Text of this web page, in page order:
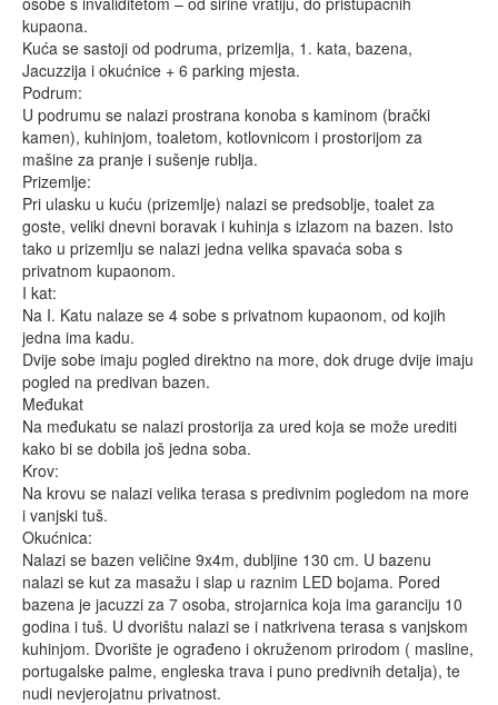
kupaona.
Kuća se sastoji od podruma, prizemlja, 1. kata, bazena,
Jacuzzija i okućnice + 6 parking mjesta.
Podrum:
U podrumu se nalazi prostrana konoba s kaminom (brački
kamen), kuhinjom, toaletom, kotlovnicom i prostorijom za
mašine za pranje i sušenje rublja.
Prizemlje:
Pri ulasku u kuću (prizemlje) nalazi se predsoblje, toalet za
goste, veliki dnevni boravak i kuhinja s izlazom na bazen. Isto
tako u prizemlju se nalazi jedna velika spavaća soba s
privatnom kupaonom.
I kat:
Na I. Katu nalaze se 4 sobe s privatnom kupaonom, od kojih
jedna ima kadu.
Dvije sobe imaju pogled direktno na more, dok druge dvije imaju
pogled na predivan bazen.
Međukat
Na međukatu se nalazi prostorija za ured koja se može urediti
kako bi se dobila još jedna soba.
Krov:
Na krovu se nalazi velika terasa s predivnim pogledom na more
i vanjski tuš.
Okućnica:
Nalazi se bazen veličine 9x4m, dubljine 130 cm. U bazenu
nalazi se kut za masažu i slap u raznim LED bojama. Pored
bazena je jacuzzi za 7 osoba, strojarnica koja ima garanciju 10
godina i tuš. U dvorištu nalazi se i natkrivena terasa s vanjskom
kuhinjom. Dvorište je ograđeno i okruženom prirodom ( masline,
portugalske palme, engleska trava i puno predivnih detalja), te
nudi nevjerojatnu privatnost.